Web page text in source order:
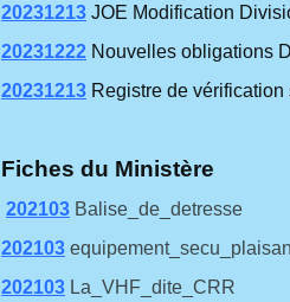
20231213 JOE Modification
20231222 Nouvelles obligations
20231213 Registre de
Fiches du Ministère
202103 Balise_de_detresse
202103
202103 La_VHF_dite_CRR